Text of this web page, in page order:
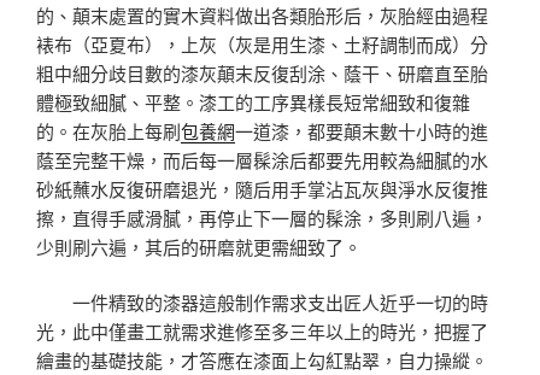
的、顛末處置的實木資料做出各類胎形后，灰胎經由過程
裱布（亞夏布），上灰（灰是用生漆、土籽調制而成）分
粗中細分歧目數的漆灰顛末反復刮涂、蔭干、研磨直至胎
體極致細膩、平整。漆工的工序異樣長短常細致和復雜
的。在灰胎上每刷包養網一道漆，都要顛末數十小時的進
蔭至完整干燥，而后每一層髹涂后都要先用較為細膩的水
砂紙蘸水反復研磨退光，隨后用手掌沾瓦灰與淨水反復推
擦，直得手感滑膩，再停止下一層的髹涂，多則刷八遍，
少則刷六遍，其后的研磨就更需細致了。
一件精致的漆器這般制作需求支出匠人近乎一切的時
光，此中僅畫工就需求進修至多三年以上的時光，把握了
繪畫的基礎技能，才答應在漆面上勾紅點翠，自力操縱。